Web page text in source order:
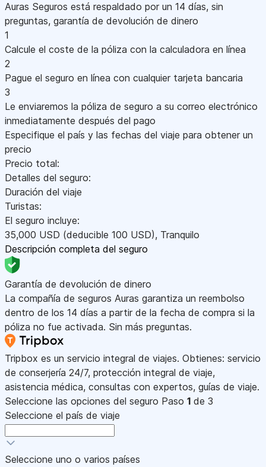
Auras Seguros está respaldado por un 14 días, sin
preguntas, garantía de devolución de dinero
1
Calcule el coste de la póliza con la calculadora en línea
2
Pague el seguro en línea con cualquier tarjeta bancaria
3
Le enviaremos la póliza de seguro a su correo electrónico
inmediatamente después del pago
Especifique el país y las fechas del viaje para obtener un
precio
Precio total:
Detalles del seguro:
Duración del viaje
Turistas:
El seguro incluye:
35,000 USD (deducible 100 USD), Tranquilo
Descripción completa del seguro
Garantía de devolución de dinero
La compañía de seguros Auras garantiza un reembolso
dentro de los 14 días a partir de la fecha de compra si la
póliza no fue activada. Sin más preguntas.
Tripbox es un servicio integral de viajes. Obtienes: servicio
de conserjería 24/7, protección integral de viaje,
asistencia médica, consultas con expertos, guías de viaje.
Seleccione las opciones del seguro Paso 1 de 3
Seleccione el país de viaje
Seleccione uno o varios países